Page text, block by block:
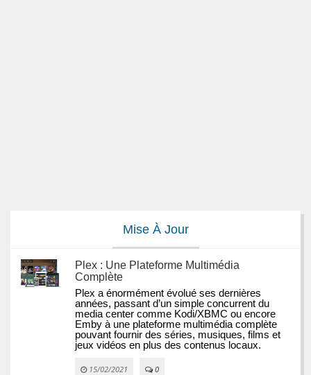
Mise À Jour
Plex : Une Plateforme Multimédia
Complète
Plex a énormément évolué ses dernières
années, passant d’un simple concurrent du
media center comme Kodi/XBMC ou encore
Emby à une plateforme multimédia complète
pouvant fournir des séries, musiques, films et
jeux vidéos en plus des contenus locaux.
15/02/2021 0